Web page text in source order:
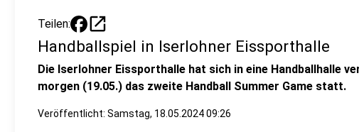
Teilen: open_in_new
Handballspiel in Iserlohner Eissporthalle
Die Iserlohner Eissporthalle hat sich in eine Handballhalle
morgen (19.05.) das zweite Handball Summer Game statt.
Veröffentlicht: Samstag, 18.05.2024 09:26